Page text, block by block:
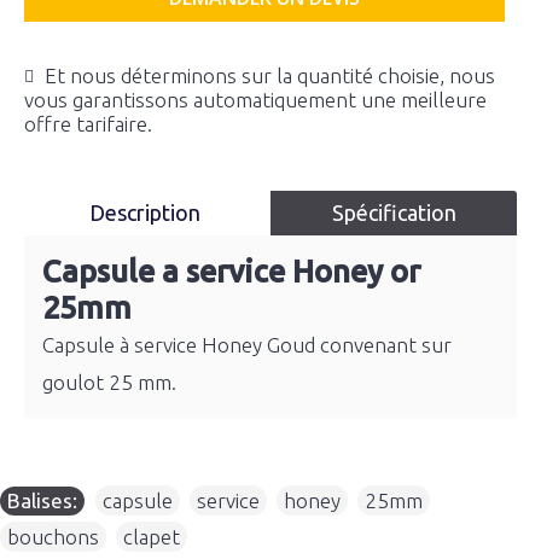
Et nous déterminons sur la quantité choisie, nous
vous garantissons automatiquement une meilleure
offre tarifaire.
Description Spécification
Capsule a service Honey or
25mm
Capsule à service Honey Goud convenant sur
goulot 25 mm.
Balises: capsule service honey 25mm
bouchons
clapet